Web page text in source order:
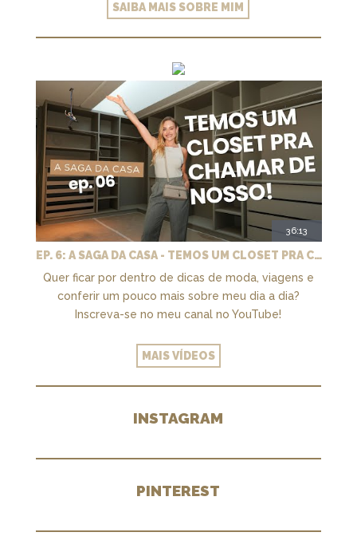
SAIBA MAIS SOBRE MIM
36:13
EP. 6: A SAGA DA CASA - TEMOS UM CLOSET PRA CHAMAR DE NOSSO + MARCENARIA E PAISAGISMO
Quer ficar por dentro de dicas de moda, viagens e
conferir um pouco mais sobre meu dia a dia?
Inscreva-se no meu canal no YouTube!
MAIS VÍDEOS
INSTAGRAM
PINTEREST